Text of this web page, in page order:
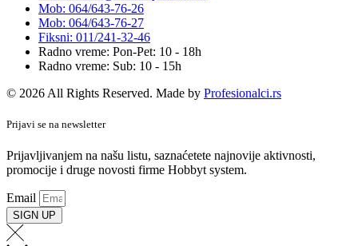
Mob: 064/643-76-26
Mob: 064/643-76-27
Fiksni: 011/241-32-46
Radno vreme: Pon-Pet: 10 - 18h
Radno vreme: Sub: 10 - 15h
© 2026 All Rights Reserved. Made by Profesionalci.rs
Prijavi se na newsletter
Prijavljivanjem na našu listu, saznaćetete najnovije aktivnosti,
promocije i druge novosti firme Hobbyt system.
Email
SIGN UP